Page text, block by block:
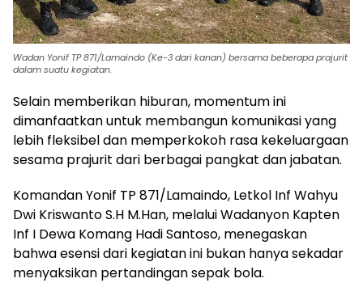
Wadan Yonif TP 871/Lamaindo (Ke-3 dari kanan) bersama beberapa prajurit
dalam suatu kegiatan.
Selain memberikan hiburan, momentum ini
dimanfaatkan untuk membangun komunikasi yang
lebih fleksibel dan memperkokoh rasa kekeluargaan
sesama prajurit dari berbagai pangkat dan jabatan.
Komandan Yonif TP 871/Lamaindo, Letkol Inf Wahyu
Dwi Kriswanto S.H M.Han, melalui Wadanyon Kapten
Inf I Dewa Komang Hadi Santoso, menegaskan
bahwa esensi dari kegiatan ini bukan hanya sekadar
menyaksikan pertandingan sepak bola.